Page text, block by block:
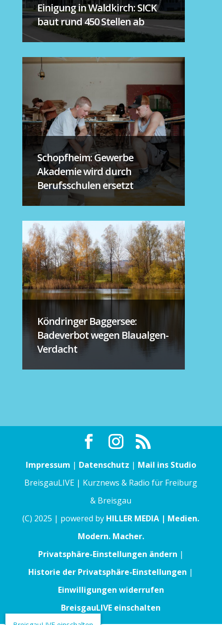
Einigung in Waldkirch: SICK
baut rund 450 Stellen ab
Schopfheim: Gewerbe
Akademie wird durch
Berufsschulen ersetzt
Köndringer Baggersee:
Badeverbot wegen Blaualgen-
Verdacht
Impressum | Datenschutz | Mail ins Studio
BreisgauLIVE | Kurznews & Radio für Freiburg
& Breisgau
(C) 2025 | powered by HILLER MEDIA | Medien.
Modern. Macher.
Privatsphäre-Einstellungen ändern |
Historie der Privatsphäre-Einstellungen |
Einwilligungen widerrufen
BreisgauLIVE einschalten